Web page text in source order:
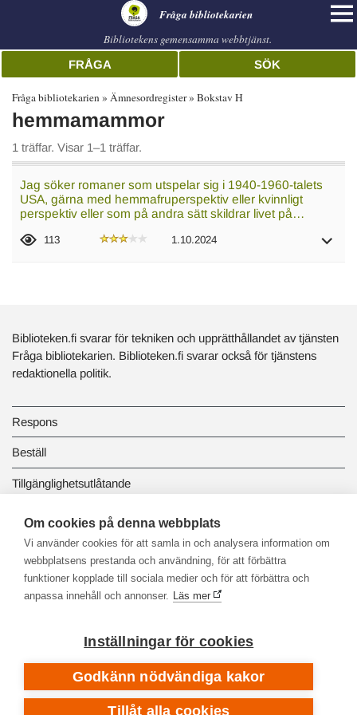
Fråga bibliotekarien
Bibliotekens gemensamma webbtjänst.
FRÅGA SÖK
Fråga bibliotekarien Ämnesordregister Bokstav H
hemmamammor
1 träffar. Visar 1–1 träffar.
Jag söker romaner som utspelar sig i 1940-1960-talets
USA, gärna med hemmafruperspektiv eller kvinnligt
perspektiv eller som på andra sätt skildrar livet på…
113 1.10.2024
Biblioteken.fi svarar för tekniken och upprätthållandet av tjänsten
Fråga bibliotekarien. Biblioteken.fi svarar också för tjänstens
redaktionella politik.
Respons
Beställ
Tillgänglighetsutlåtande
Dataskydd och registerbeskrivningar
Länkbiblioteket
Om cookies på denna webbplats
Vi använder cookies för att samla in och analysera information om
webbplatsens prestanda och användning, för att förbättra
funktioner kopplade till sociala medier och för att förbättra och
anpassa innehåll och annonser. Läs mer
Inställningar för cookies
Godkänn nödvändiga kakor
Tillåt alla cookies